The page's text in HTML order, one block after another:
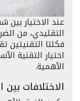
عند الاختيار
التقليدي، من
فكلتا التقنيتين
اختيار التقنية
الأهمية.
الاختلافات بين